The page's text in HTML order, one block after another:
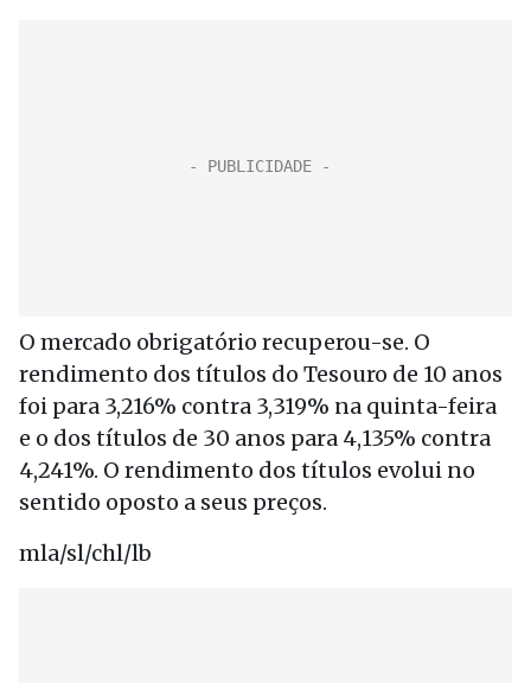
O mercado obrigatório recuperou-se. O
rendimento dos títulos do Tesouro de 10 anos
foi para 3,216% contra 3,319% na quinta-feira
e o dos títulos de 30 anos para 4,135% contra
4,241%. O rendimento dos títulos evolui no
sentido oposto a seus preços.
mla/sl/chl/lb